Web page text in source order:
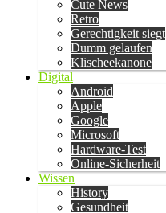
Cute News
Retro
Gerechtigkeit siegt
Dumm gelaufen
Klischeekanone
Digital
Android
Apple
Google
Microsoft
Hardware-Test
Online-Sicherheit
Wissen
History
Gesundheit